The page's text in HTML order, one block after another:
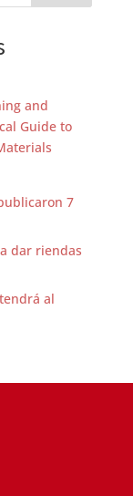
and
Guide to
7
dar riendas
al